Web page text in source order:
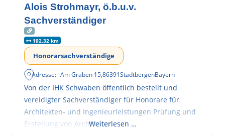
Alois Strohmayr, ö.b.u.v.
Sachverständiger
192.32 km
Honorarsachverständige
Adresse: Am Graben 15,86391StadtbergenBayern
Von der IHK Schwaben öffentlich bestellt und
vereidigter Sachverständiger für Honorare für
Architekten- und Ingenieurleistungen Prüfung und
Erstellung von Architekten-
Weiterlesen …